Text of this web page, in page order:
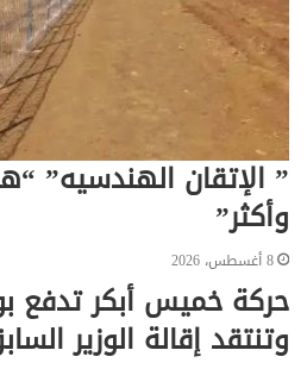
” الإتقان الهندسيه”
وأكثر”
8 أغسطس، 2026
حركة خميس أبكر تدفع
وتنتقد إقالة الوزير